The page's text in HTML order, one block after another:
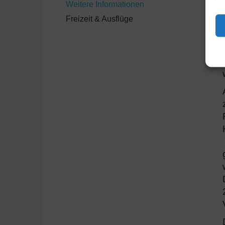
Weitere Informationen
Freizeit & Ausflüge